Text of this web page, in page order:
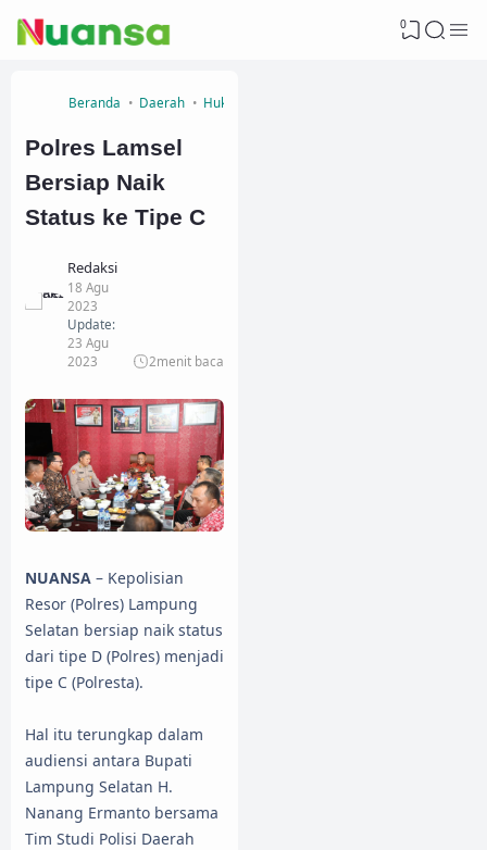
0
Beranda Daerah Hukum
Polres Lamsel
Bersiap Naik
Status ke Tipe C
Redaksi
18 Agu
2023
Update:
23 Agu
2023
2menit baca
NUANSA – Kepolisian
Resor (Polres) Lampung
Selatan bersiap naik status
dari tipe D (Polres) menjadi
tipe C (Polresta).
Hal itu terungkap dalam
audiensi antara Bupati
Lampung Selatan H.
Nanang Ermanto bersama
Tim Studi Polisi Daerah